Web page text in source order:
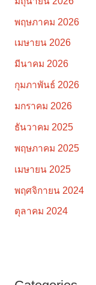
พฤษภาคม 2026
เมษายน 2026
มีนาคม 2026
กุมภาพันธ์ 2026
มกราคม 2026
ธันวาคม 2025
พฤษภาคม 2025
เมษายน 2025
พฤศจิกายน 2024
ตุลาคม 2024